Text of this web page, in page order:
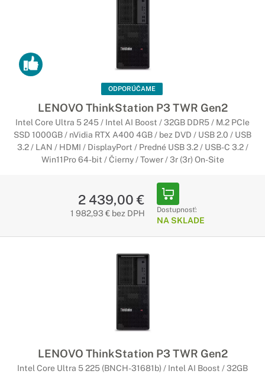
ODPORÚČAME
LENOVO ThinkStation P3 TWR Gen2
Intel Core Ultra 5 245 / Intel AI Boost / 32GB DDR5 / M.2 PCIe
SSD 1000GB / nVidia RTX A400 4GB / bez DVD / USB 2.0 / USB
3.2 / LAN / HDMI / DisplayPort / Predné USB 3.2 / USB-C 3.2 /
Win11Pro 64-bit / Čierny / Tower / 3r (3r) On-Site
2 439,00 €
1 982,93 € bez DPH Dostupnosť:
NA SKLADE
LENOVO ThinkStation P3 TWR Gen2
Intel Core Ultra 5 225 (BNCH-31681b) / Intel AI Boost / 32GB